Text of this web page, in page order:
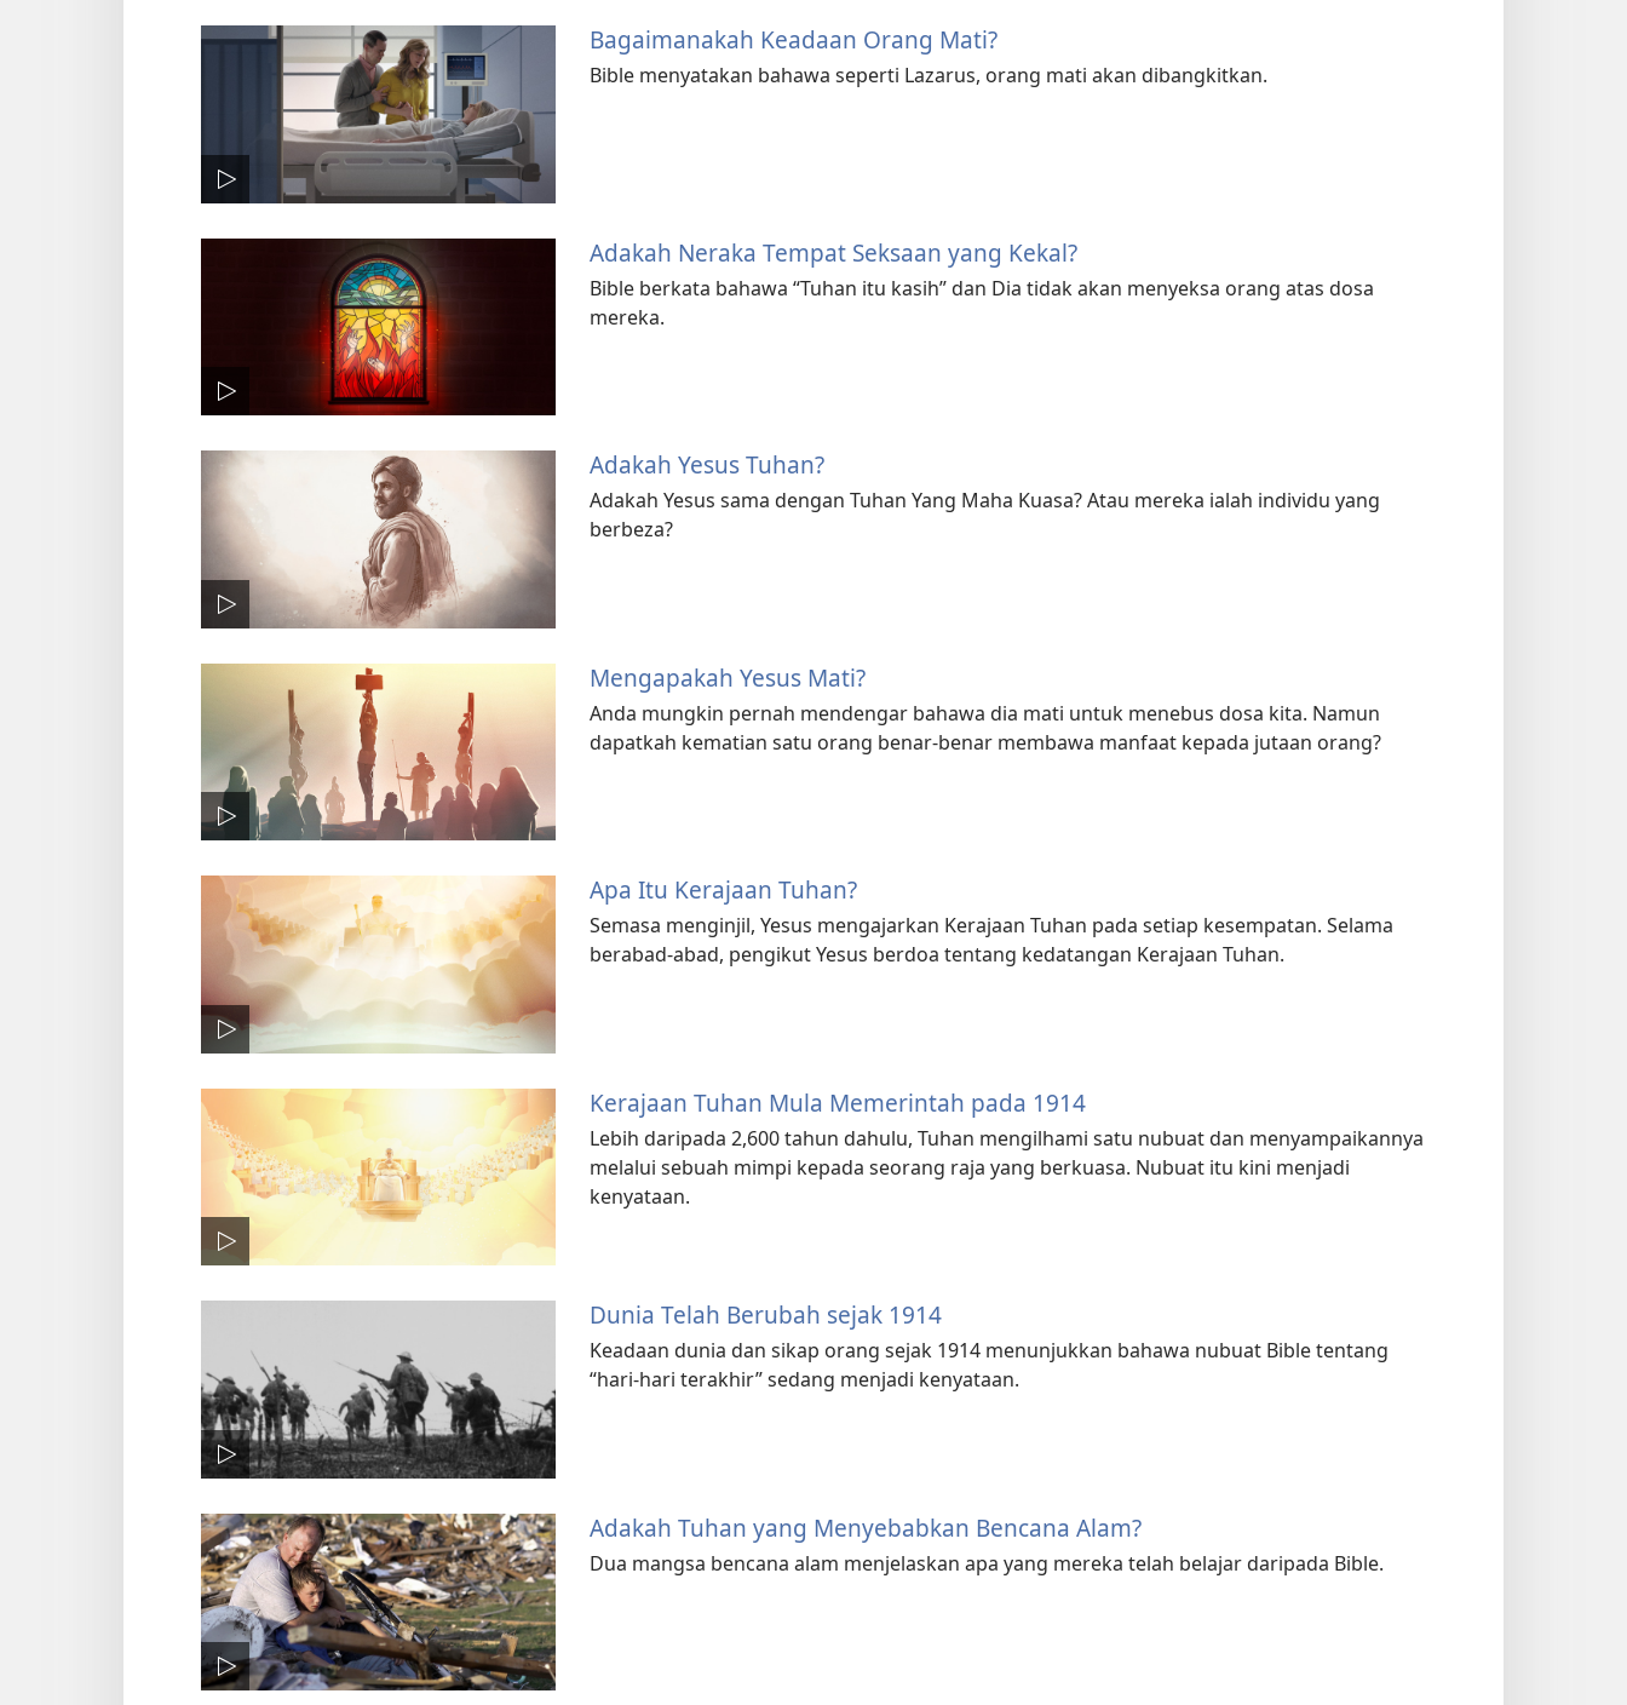
Bagaimanakah Keadaan Orang Mati?
Bible menyatakan bahawa seperti Lazarus, orang mati akan dibangkitkan.
Adakah Neraka Tempat Seksaan yang Kekal?
Bible berkata bahawa “Tuhan itu kasih” dan Dia tidak akan menyeksa orang atas dosa
mereka.
Adakah Yesus Tuhan?
Adakah Yesus sama dengan Tuhan Yang Maha Kuasa? Atau mereka ialah individu yang
berbeza?
Mengapakah Yesus Mati?
Anda mungkin pernah mendengar bahawa dia mati untuk menebus dosa kita. Namun
dapatkah kematian satu orang benar-benar membawa manfaat kepada jutaan orang?
Apa Itu Kerajaan Tuhan?
Semasa menginjil, Yesus mengajarkan Kerajaan Tuhan pada setiap kesempatan. Selama
berabad-abad, pengikut Yesus berdoa tentang kedatangan Kerajaan Tuhan.
Kerajaan Tuhan Mula Memerintah pada 1914
Lebih daripada 2,600 tahun dahulu, Tuhan mengilhami satu nubuat dan menyampaikannya
melalui sebuah mimpi kepada seorang raja yang berkuasa. Nubuat itu kini menjadi
kenyataan.
Dunia Telah Berubah sejak 1914
Keadaan dunia dan sikap orang sejak 1914 menunjukkan bahawa nubuat Bible tentang
“hari-hari terakhir” sedang menjadi kenyataan.
Adakah Tuhan yang Menyebabkan Bencana Alam?
Dua mangsa bencana alam menjelaskan apa yang mereka telah belajar daripada Bible.